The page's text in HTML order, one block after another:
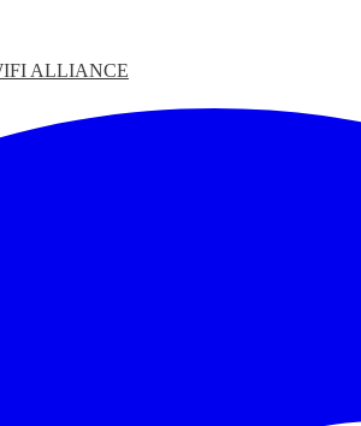
ALLIANCE